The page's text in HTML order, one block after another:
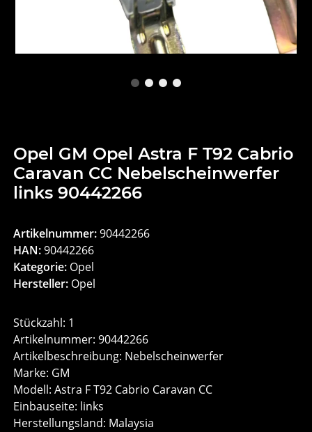
Opel GM Opel Astra F T92 Cabrio
Caravan CC Nebelscheinwerfer
links 90442266
Artikelnummer:90442266
HAN:90442266
Kategorie: Opel
Hersteller: Opel
Stückzahl: 1
Artikelnummer: 90442266
Artikelbeschreibung: Nebelscheinwerfer
Marke: GM
Modell: Astra F T92 Cabrio Caravan CC
Einbauseite: links
Herstellungsland: Malaysia